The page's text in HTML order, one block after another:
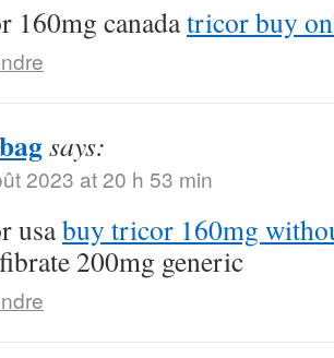
160mg canadatricor buy
says:
2023 at 20 h 53 min
usabuy tricor 160mg
200mg generic